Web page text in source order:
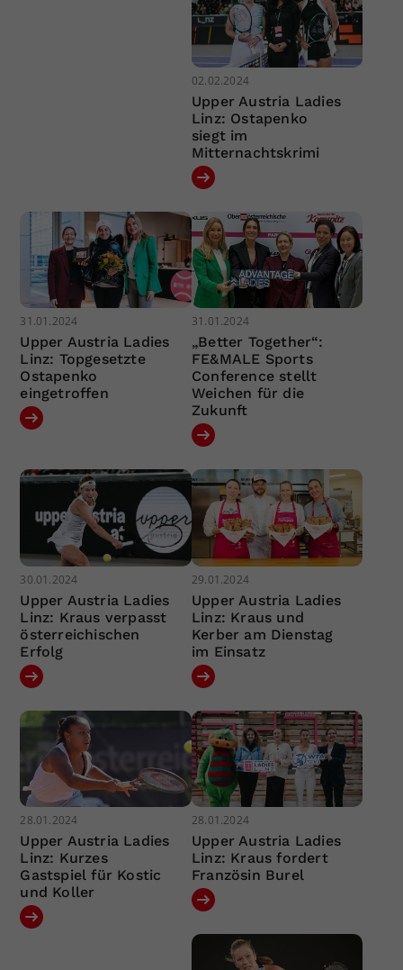
02.02.2024
Upper Austria Ladies
Linz: Ostapenko
siegt im
Mitternachtskrimi
31.01.2024
Upper Austria Ladies
Linz: Topgesetzte
Ostapenko
eingetroffen
31.01.2024
„Better Together“:
FE&MALE Sports
Conference stellt
Weichen für die
Zukunft
30.01.2024
Upper Austria Ladies
Linz: Kraus verpasst
österreichischen
Erfolg
29.01.2024
Upper Austria Ladies
Linz: Kraus und
Kerber am Dienstag
im Einsatz
28.01.2024
Upper Austria Ladies
Linz: Kurzes
Gastspiel für Kostic
und Koller
28.01.2024
Upper Austria Ladies
Linz: Kraus fordert
Französin Burel